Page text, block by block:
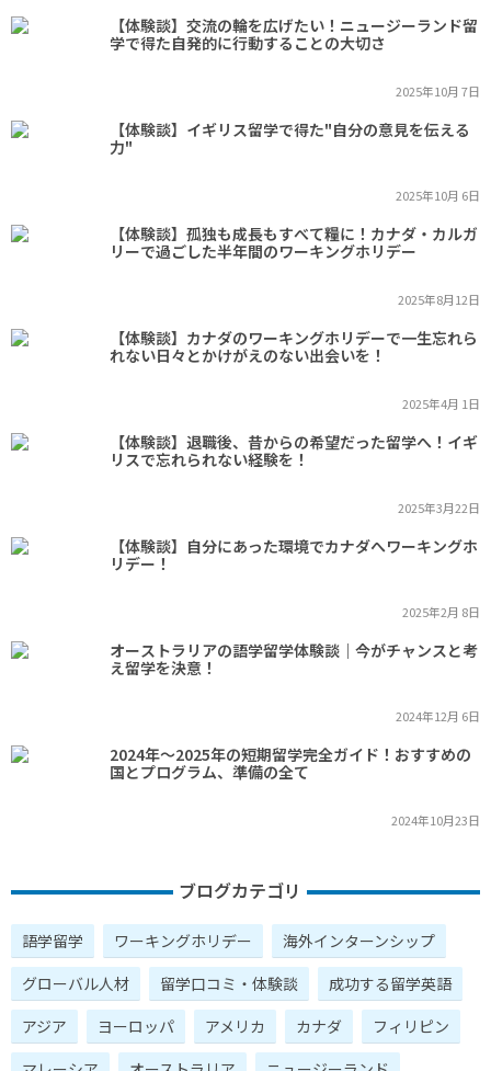
【体験談】交流の輪を広げたい！ニュージーランド留
学で得た自発的に行動することの大切さ
2025年10月 7日
【体験談】イギリス留学で得た"自分の意見を伝える
力"
2025年10月 6日
【体験談】孤独も成長もすべて糧に！カナダ・カルガ
リーで過ごした半年間のワーキングホリデー
2025年8月12日
【体験談】カナダのワーキングホリデーで一生忘れら
れない日々とかけがえのない出会いを！
2025年4月 1日
【体験談】退職後、昔からの希望だった留学へ！イギ
リスで忘れられない経験を！
2025年3月22日
【体験談】自分にあった環境でカナダへワーキングホ
リデー！
2025年2月 8日
オーストラリアの語学留学体験談｜今がチャンスと考
え留学を決意！
2024年12月 6日
2024年～2025年の短期留学完全ガイド！おすすめの
国とプログラム、準備の全て
2024年10月23日
ブログカテゴリ
語学留学 ワーキングホリデー
海外インターンシップ
グローバル人材
留学口コミ・体験談
成功する留学英語
アジア
ヨーロッパ アメリカ カナダ
フィリピン